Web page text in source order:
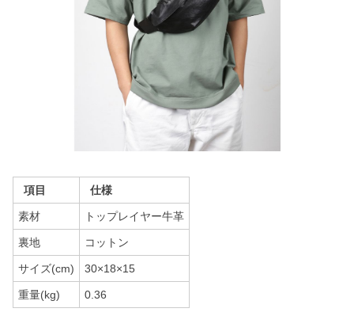
項目 仕様
素材 トップレイヤー牛革
裏地 コットン
サイズ(cm) 30×18×15
重量(kg) 0.36